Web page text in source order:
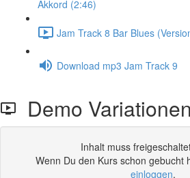
Akkord (2:46)
Jam Track 8 Bar Blues
Download mp3 Jam Track 9
Demo
Inhalt muss
Wenn Du den Kurs schon gebucht
einloggen.